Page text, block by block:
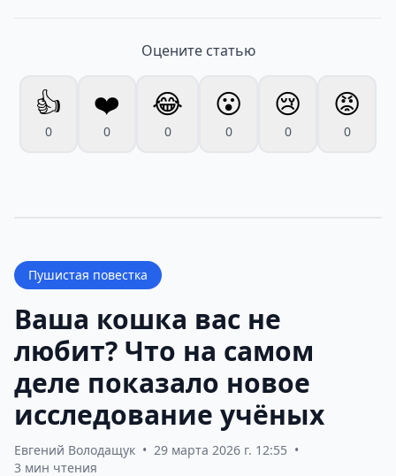
Оцените статью
👍
0
❤️
0
😂
0
😮
0
😢
0
😡
0
Пушистая повестка
Ваша кошка вас не
любит? Что на самом
деле показало новое
исследование учёных
Евгений Володащук • 29 марта 2026 г. 12:55 •
3 мин чтения